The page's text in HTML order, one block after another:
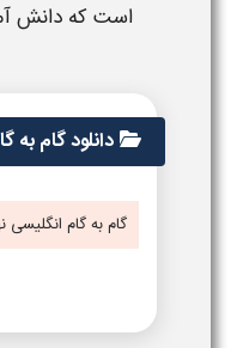
است که دانش
دانلود گام به
گام به گام